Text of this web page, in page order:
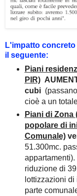
L'impatto
il seguente:
Piani
PIR)
cubi
cioè a un
Piani di Zona
popolare di
Comunale)
51.300mc.
riduzione di
lottizzazioni
parte